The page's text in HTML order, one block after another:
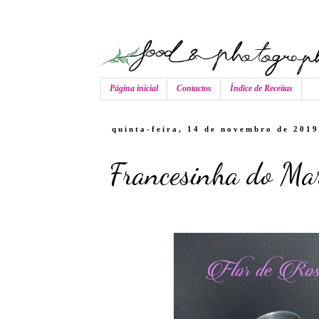
Página inicial Contactos Índice de Receitas
quinta-feira, 14 de novembro de 2019
Francesinha do